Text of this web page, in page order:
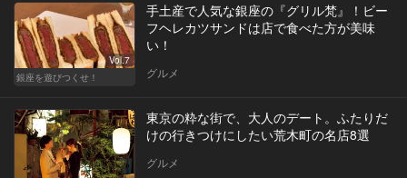
Vol.7
銀座を遊びつくせ！
手土産で人気な銀座の『グリル梵』！ビー
フヘレカツサンドは店で食べた方が美味
い！
グルメ
東京の粋な街で、大人のデート。ふたりだ
けの行きつけにしたい荒木町の名店8選
グルメ